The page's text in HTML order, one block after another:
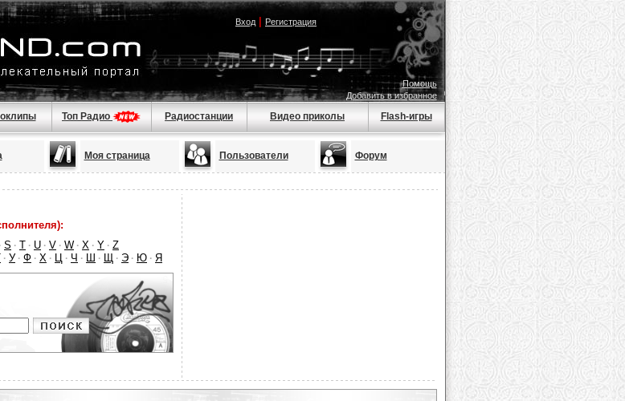
Вход| Регистрация
Помощь
Добавить в избранное
Топ Радио Радиостанции Видео приколы Flash-игры
Моя страница Пользователи Форум
· S · T · U · V · W · X · Y · Z
· У · Ф · Х · Ц · Ч · Ш · Щ · Э · Ю · Я